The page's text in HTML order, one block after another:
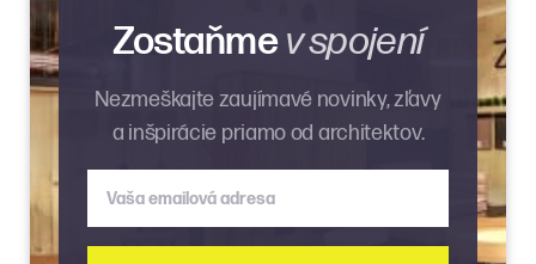
Zostaňmev spojení
Nezmeškajte zaujímavé novinky, zľavy
a inšpirácie priamo od architektov.
Vaša emailová adresa